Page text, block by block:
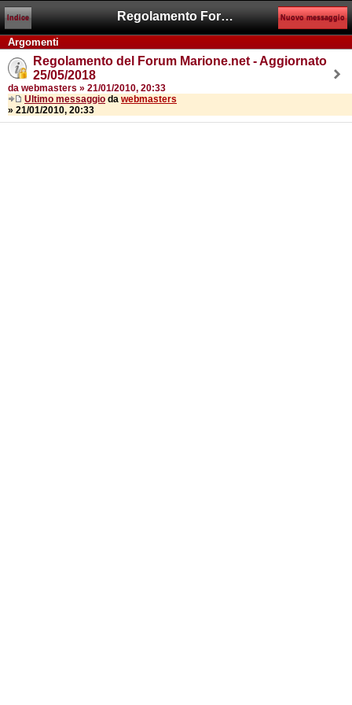
Regolamento Forum
Indice Nuovo messaggio
Argomenti
Regolamento del Forum Marione.net - Aggiornato
25/05/2018
da webmasters » 21/01/2010, 20:33
Ultimo messaggio da webmasters
» 21/01/2010, 20:33